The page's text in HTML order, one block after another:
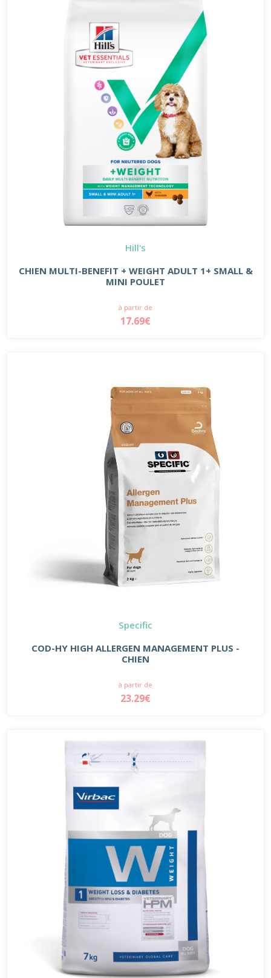
Hill's
CHIEN MULTI-BENEFIT + WEIGHT ADULT 1+ SMALL &
MINI POULET
à partir de
17.69€
Specific
COD-HY HIGH ALLERGEN MANAGEMENT PLUS -
CHIEN
à partir de
23.29€